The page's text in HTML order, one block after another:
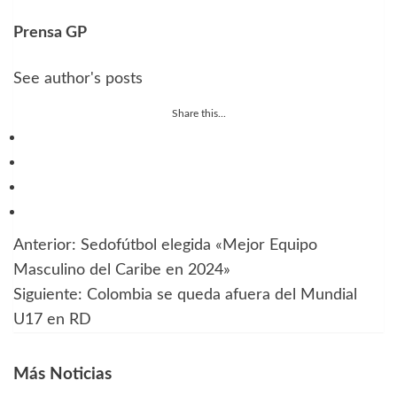
Prensa GP
See author's posts
Share this...
Navegación
de
entradas
Anterior: Sedofútbol elegida «Mejor Equipo
Masculino del Caribe en 2024»
Siguiente: Colombia se queda afuera del Mundial
U17 en RD
Más Noticias